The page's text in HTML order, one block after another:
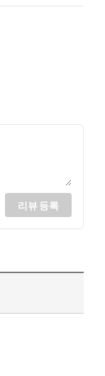
서 더불어 현
본 기억이 없
뒤지지 않았
다. 방향이 정
아이들을 키우
리뷰 등록